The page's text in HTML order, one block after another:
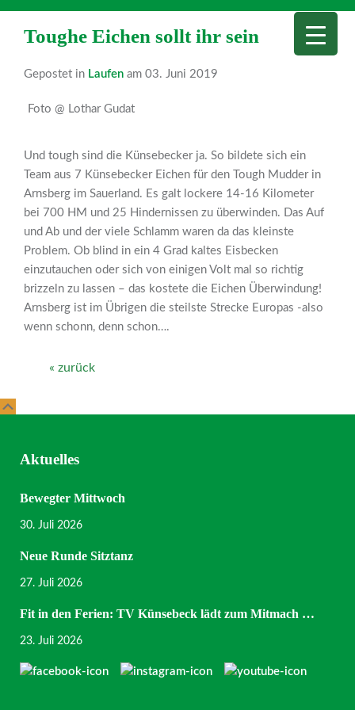
Toughe Eichen sollt ihr sein
Gepostet in Laufen am 03. Juni 2019
Foto @ Lothar Gudat
Und tough sind die Künsebecker ja. So bildete sich ein
Team aus 7 Künsebecker Eichen für den Tough Mudder in
Arnsberg im Sauerland. Es galt lockere 14-16 Kilometer
bei 700 HM und 25 Hindernissen zu überwinden. Das Auf
und Ab und der viele Schlamm waren da das kleinste
Problem. Ob blind in ein 4 Grad kaltes Eisbecken
einzutauchen oder sich von einigen Volt mal so richtig
brizzeln zu lassen – das kostete die Eichen Überwindung!
Arnsberg ist im Übrigen die steilste Strecke Europas -also
wenn schonn, denn schon….
« zurück
Aktuelles
Bewegter Mittwoch
30. Juli 2026
Neue Runde Sitztanz
27. Juli 2026
Fit in den Ferien: TV Künsebeck lädt zum Mitmach …
23. Juli 2026